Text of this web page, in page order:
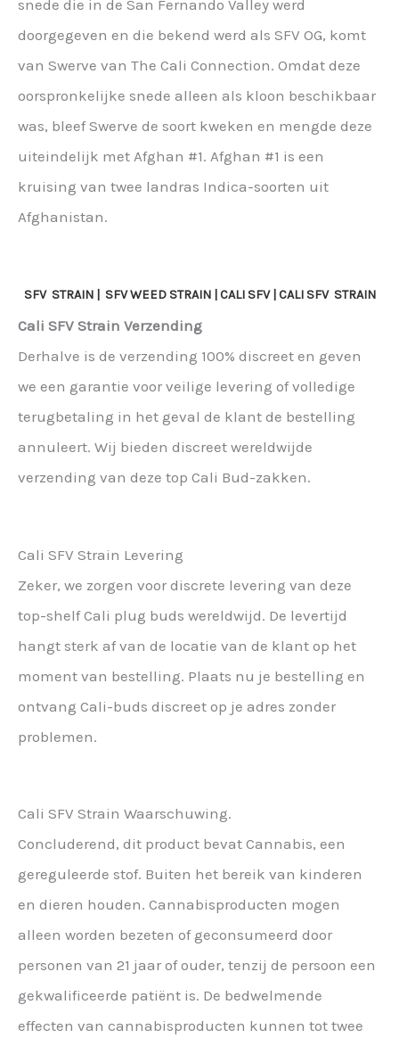
snede die in de San Fernando Valley werd
doorgegeven en die bekend werd als SFV OG, komt
van Swerve van The Cali Connection. Omdat deze
oorspronkelijke snede alleen als kloon beschikbaar
was, bleef Swerve de soort kweken en mengde deze
uiteindelijk met Afghan #1. Afghan #1 is een
kruising van twee landras Indica-soorten uit
Afghanistan.
SFV STRAIN | SFVWEED STRAIN | CALI SFV | CALI SFV STRAIN
Cali SFV Strain Verzending
Derhalve is de verzending 100% discreet en geven
we een garantie voor veilige levering of volledige
terugbetaling in het geval de klant de bestelling
annuleert. Wij bieden discreet wereldwijde
verzending van deze top Cali Bud-zakken.
Cali SFV Strain Levering
Zeker, we zorgen voor discrete levering van deze
top-shelf Cali plug buds wereldwijd. De levertijd
hangt sterk af van de locatie van de klant op het
moment van bestelling. Plaats nu je bestelling en
ontvang Cali-buds discreet op je adres zonder
problemen.
Cali SFV Strain Waarschuwing.
Concluderend, dit product bevat Cannabis, een
gereguleerde stof. Buiten het bereik van kinderen
en dieren houden. Cannabisproducten mogen
alleen worden bezeten of geconsumeerd door
personen van 21 jaar of ouder, tenzij de persoon een
gekwalificeerde patiënt is. De bedwelmende
effecten van cannabisproducten kunnen tot twee